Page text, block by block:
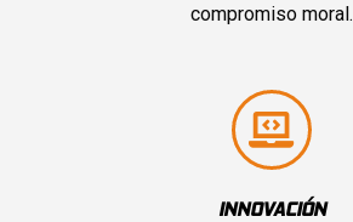
compromiso moral.
INNOVACIÓN